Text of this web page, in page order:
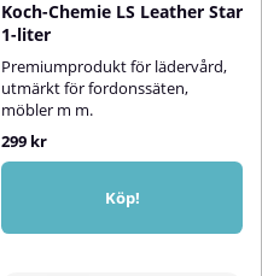
Koch-Chemie LS Leather Star
1-liter
Premiumprodukt för lädervård,
utmärkt för fordonssäten,
möbler m m.
299 kr
Köp!